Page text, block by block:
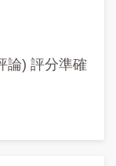
論) 評分準確